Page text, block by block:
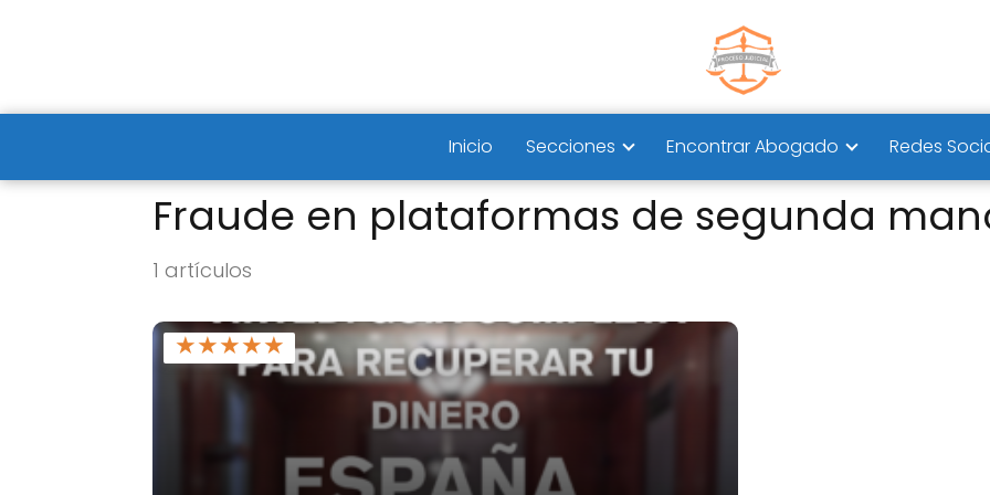
Inicio Secciones Encontrar Abogado Redes
Fraude en plataformas de segunda
1 artículos
★★★★★